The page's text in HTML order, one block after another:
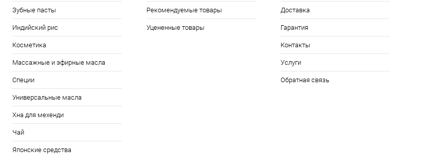
Зубные пасты
Индийский рис
Косметика
Массажные и эфирные масла
Специи
Универсальные масла
Хна для мехенди
Чай
Японские средства
Рекомендуемые товары
Уцененные товары
Доставка
Гарантия
Контакты
Услуги
Обратная связь